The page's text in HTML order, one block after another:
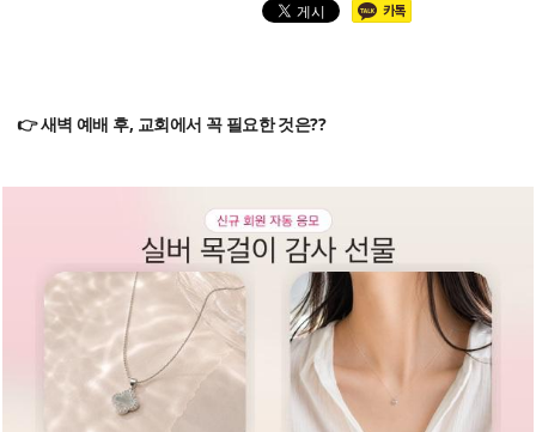
👉 새벽 예배 후, 교회에서 꼭 필요한 것은??